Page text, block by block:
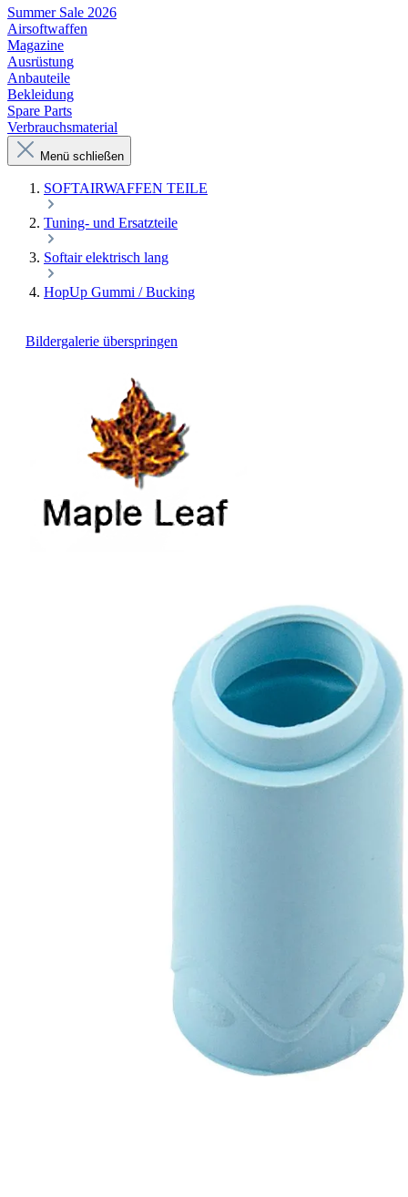
Summer Sale 2026
Airsoftwaffen
Magazine
Ausrüstung
Anbauteile
Bekleidung
Spare Parts
Verbrauchsmaterial
Menü schließen
SOFTAIRWAFFEN TEILE
Tuning- und Ersatzteile
Softair elektrisch lang
HopUp Gummi / Bucking
Bildergalerie überspringen